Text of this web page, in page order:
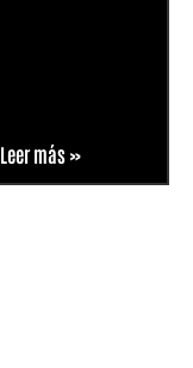
Leer más »